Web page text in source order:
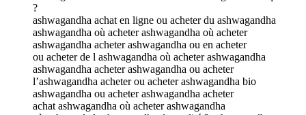
?
ashwagandha achat en ligne ou acheter du ashwagandha
ashwagandha où acheter ashwagandha où acheter
ashwagandha acheter ashwagandha ou en acheter
ou acheter de l ashwagandha où acheter ashwagandha
ashwagandha acheter ashwagandha ou acheter
l’ashwagandha acheter ou acheter ashwagandha bio
ashwagandha ou acheter ashwagandha acheter
achat ashwagandha où acheter ashwagandha